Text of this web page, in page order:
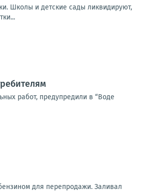
Школы и детские сады ликвидируют,
работ, предупредили в “Воде
для перепродажи. Заливал